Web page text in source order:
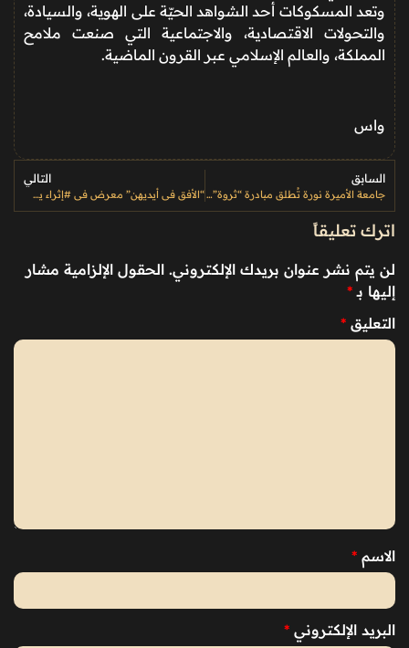
وتعد المسكوكات أحد الشواهد الحيّة على الهوية، والسيادة،
والتحولات الاقتصادية، والاجتماعية التي صنعت ملامح
المملكة، والعالم الإسلامي عبر القرون الماضية.
واس
السابق
جامعة الأميرة نورة تُطلق مبادرة “ثروة” لتمكين الحرفيات السعوديات
التالي
“الأفق في أيديهن” معرض في #إثراء يستكشف إبداع فنانات عربيات قبل نصف قرن
اترك تعليقاً
لن يتم نشر عنوان بريدك الإلكتروني. الحقول الإلزامية مشار
إليها بـ *
التعليق *
الاسم *
البريد الإلكتروني *